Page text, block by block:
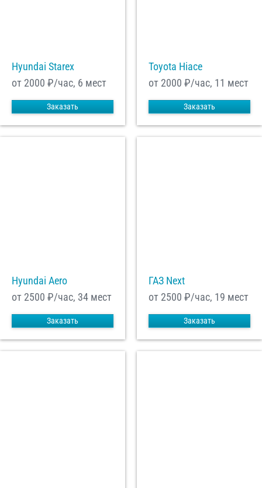
Hyundai Starex
от 2000 ₽/час, 6 мест
Заказать
Toyota Hiace
от 2000 ₽/час, 11 мест
Заказать
Hyundai Aero
от 2500 ₽/час, 34 мест
Заказать
ГАЗ Next
от 2500 ₽/час, 19 мест
Заказать